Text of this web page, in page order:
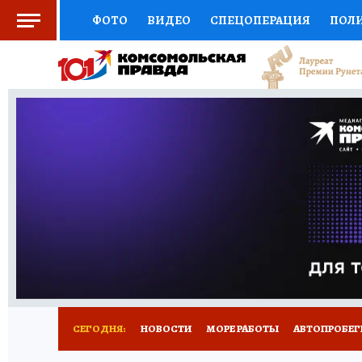
ФОТО ВИДЕО СПЕЦОПЕРАЦИЯ
СОЦПОДДЕРЖКА НАУКА СПОРТ
ВЫБОР ЭКСПЕРТОВ ДОКТОР
ПРОГНОЗЫ НА СПОРТ
НОВОЕ
СЕГОДНЯ: НОВОСТИ МОРЕ РАБОТЫ